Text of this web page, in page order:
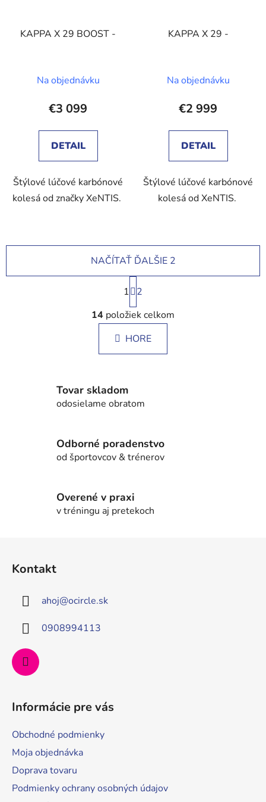
KAPPA X 29 BOOST -
Na objednávku
€3 099
DETAIL
Štýlové lúčové karbónové
kolesá od značky XeNTIS.
KAPPA X 29 -
Na objednávku
€2 999
DETAIL
Štýlové lúčové karbónové
kolesá od XeNTIS.
O
v
l
á
d
e
v
k
ý
p
NAČÍTAŤ ĎALŠIE 2
S
t
r
á
n
k
e
1
2
14 položiek celkom
HORE
Tovar skladom
odosielame obratom
Odborné poradenstvo
od športovcov & trénerov
Overené v praxi
v tréningu aj pretekoch
Kontakt
ahoj@ocircle.sk
0908994113
Informácie pre vás
Obchodné podmienky
Moja objednávka
Doprava tovaru
Podmienky ochrany osobných údajov